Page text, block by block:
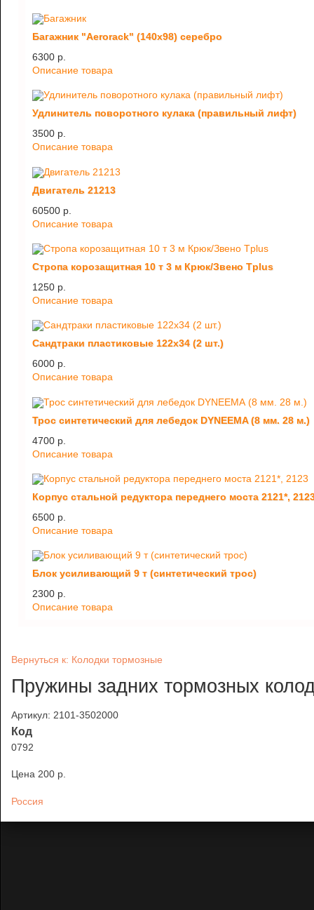
Багажник "Aerorack" (140х98) серебро
6300 p.
Описание товара
Удлинитель поворотного кулака (правильный лифт)
3500 p.
Описание товара
Двигатель 21213
60500 p.
Описание товара
Стропа корозащитная 10 т 3 м Крюк/Звено Tplus
1250 p.
Описание товара
Сандтраки пластиковые 122х34 (2 шт.)
6000 p.
Описание товара
Трос синтетический для лебедок DYNEEMA (8 мм. 28 м.)
4700 p.
Описание товара
Корпус стальной редуктора переднего моста 2121*,
6500 p.
Описание товара
Блок усиливающий 9 т (синтетический трос)
2300 p.
Описание товара
Вернуться к: Колодки тормозные
Пружины задних тормозных
Артикул: 2101-3502000
Код
0792
Цена 200 p.
Россия